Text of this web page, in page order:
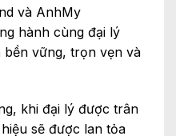
và AnhMy
hành cùng đại lý
vững, trọn vẹn và
khi đại lý được trân
sẽ được lan tỏa